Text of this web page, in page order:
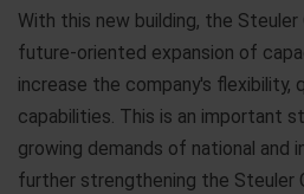
With this new building, the Steuler
future-oriented expansion of
increase the company's flexibility,
capabilities. This is an important
growing demands of national and
further strengthening the Steuler